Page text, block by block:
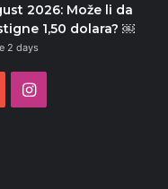
2026: Može li da
1,50 dolara? ￼
2 days
Instagram